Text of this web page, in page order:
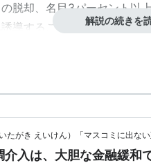
脱却、名目3パーセント以
導することで日本経済を復
ス」の造語で、中川秀直が
解説の続きを
たがき えいけん）「マスコミに出ない
介入は、大胆な金融緩和